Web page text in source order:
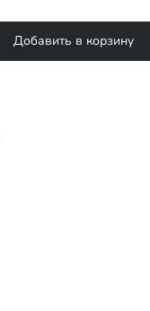
Добавить в корзину